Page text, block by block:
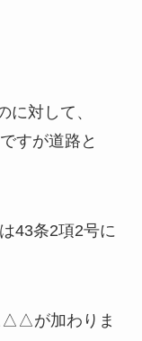
対して、
すが道路と
43条2項2号に
が加わりま